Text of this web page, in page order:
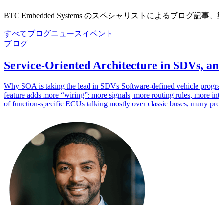
BTC Embedded Systems のスペシャリストによるブログ記事
すべてブログニュースイベント
ブログ
Service-Oriented Architecture in SDVs,
Why SOA is taking the lead in SDVs Software-defined vehicle
feature adds more “wiring”: more signals, more routing rules, more
of function-specific ECUs talking mostly over classic buses, many